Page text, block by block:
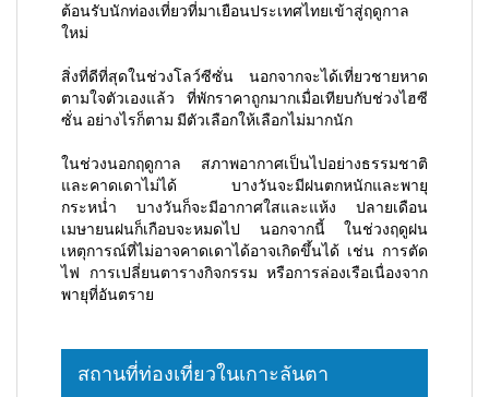
ต้อนรับนักท่องเที่ยวที่มาเยือนประเทศไทยเข้าสู่ฤดูกาล
ใหม่
สิ่งที่ดีที่สุดในช่วงโลว์ซีซั่น นอกจากจะได้เที่ยวชายหาด
ตามใจตัวเองแล้ว ที่พักราคาถูกมากเมื่อเทียบกับช่วงไฮซี
ซั่น อย่างไรก็ตาม มีตัวเลือกให้เลือกไม่มากนัก
ในช่วงนอกฤดูกาล สภาพอากาศเป็นไปอย่างธรรมชาติ
และคาดเดาไม่ได้ บางวันจะมีฝนตกหนักและพายุ
กระหน่ำ บางวันก็จะมีอากาศใสและแห้ง ปลายเดือน
เมษายนฝนก็เกือบจะหมดไป นอกจากนี้ ในช่วงฤดูฝน
เหตุการณ์ที่ไม่อาจคาดเดาได้อาจเกิดขึ้นได้ เช่น การตัด
ไฟ การเปลี่ยนตารางกิจกรรม หรือการล่องเรือเนื่องจาก
พายุที่อันตราย
สถานที่ท่องเที่ยวในเกาะลันตา